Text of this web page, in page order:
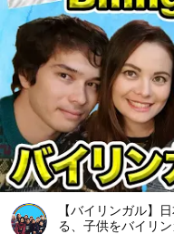
【バイリンガル】
る、子供をバイリ